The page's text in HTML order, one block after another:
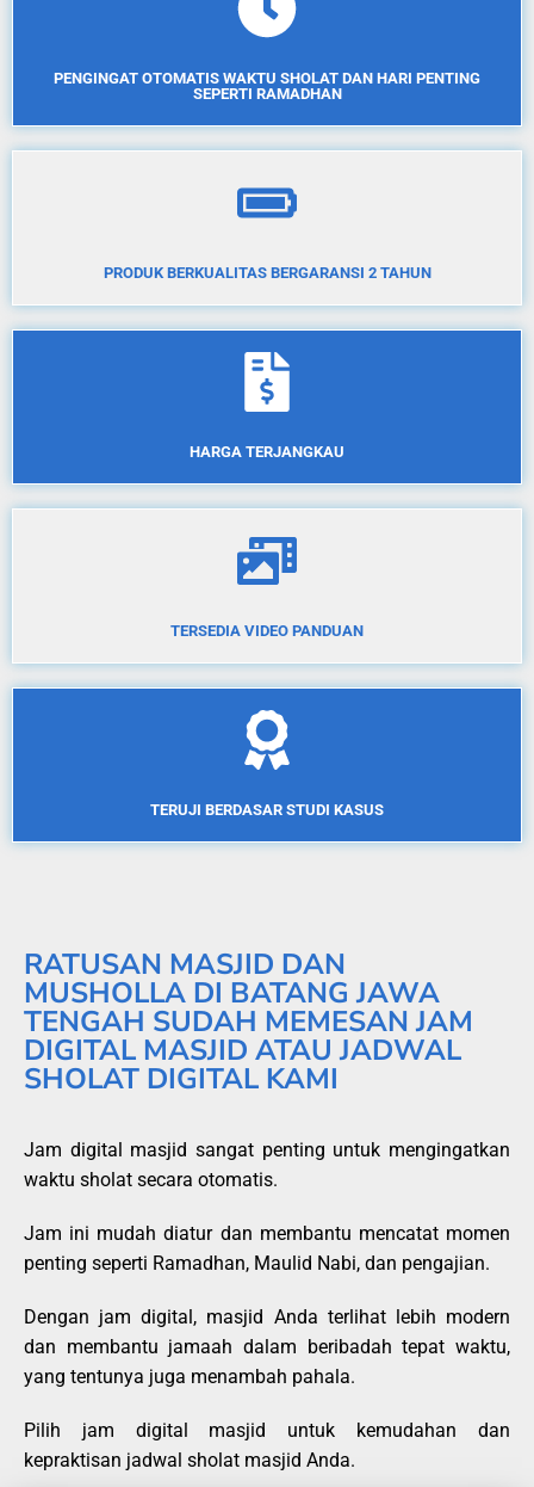
PENGINGAT OTOMATIS WAKTU SHOLAT DAN HARI PENTING
SEPERTI RAMADHAN
PRODUK BERKUALITAS BERGARANSI 2 TAHUN
HARGA TERJANGKAU
TERSEDIA VIDEO PANDUAN
TERUJI BERDASAR STUDI KASUS
RATUSAN MASJID DAN
MUSHOLLA DI BATANG JAWA
TENGAH SUDAH MEMESAN JAM
DIGITAL MASJID ATAU JADWAL
SHOLAT DIGITAL KAMI
Jam digital masjid sangat penting untuk mengingatkan
waktu sholat secara otomatis.
Jam ini mudah diatur dan membantu mencatat momen
penting seperti Ramadhan, Maulid Nabi, dan pengajian.
Dengan jam digital, masjid Anda terlihat lebih modern
dan membantu jamaah dalam beribadah tepat waktu,
yang tentunya juga menambah pahala.
Pilih jam digital masjid untuk kemudahan dan
kepraktisan jadwal sholat masjid Anda.